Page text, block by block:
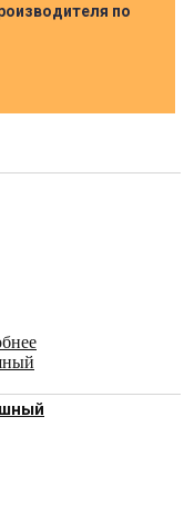
по